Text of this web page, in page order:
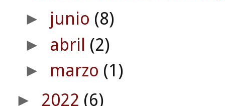
► junio (8)
► abril (2)
► marzo (1)
► 2022 (6)